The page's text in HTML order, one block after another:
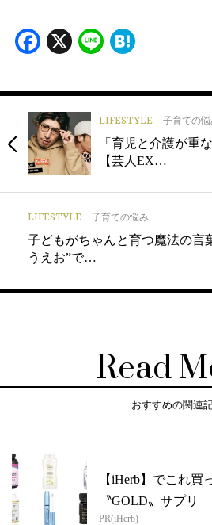
Facebook
X Line
LIFESTYLE 子育ての
「育児と介護が重
【芸人EX…
LIFESTYLE 子育ての悩み
子どもがちゃんと育つ魔法の言
うえお”で…
Read
おすすめの関連
【iHerb】でこれ買
〝GOLD〟サプリ
PR(iHerb)